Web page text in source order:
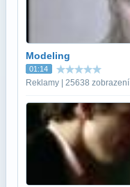
Modeling
01:14
Reklamy | 25638 zobrazení